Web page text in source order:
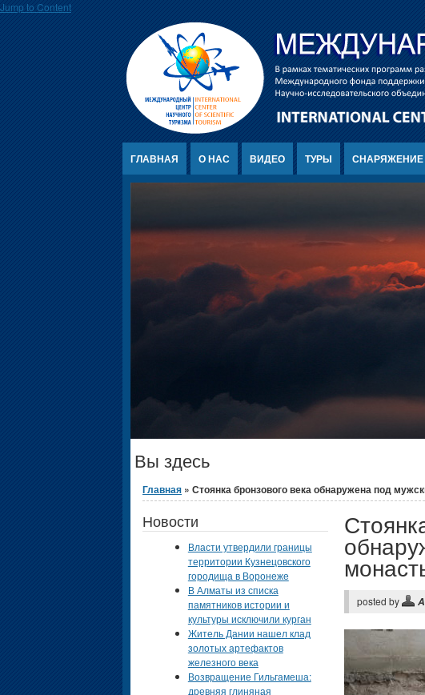
Jump to Content
ГЛАВНАЯ О НАС ВИДЕО ТУРЫ СНАРЯЖЕНИЕ
Вы здесь
Главная » Стоянка бронзового века обнаружена под
posted by
Новости
Власти утвердили границы
территории Кузнецовского
городища в Воронеже
В Алматы из списка
памятников истории и
культуры исключили курган
Житель Дании нашел клад
золотых артефактов
железного века
Возвращение Гильгамеша:
древняя глиняная